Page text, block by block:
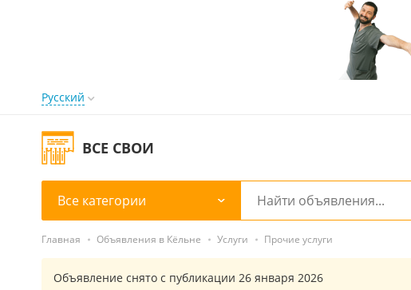
Русский
ВСЕ СВОИ
Все категории
Главная Объявления в Кёльне Услуги Прочие услуги
Объявление снято с публикации 26 января 2026